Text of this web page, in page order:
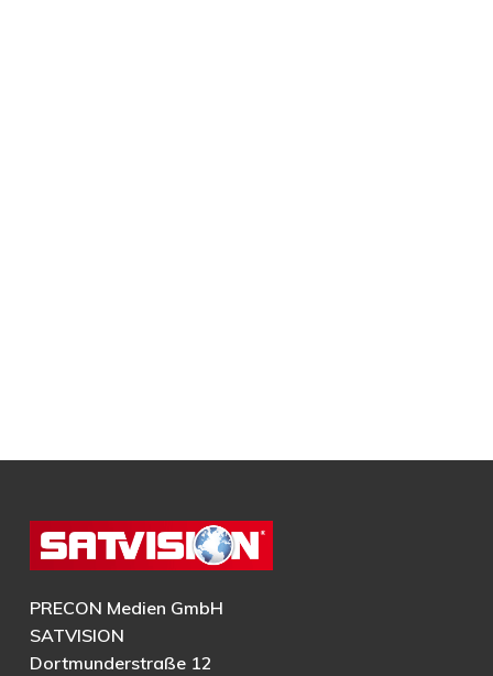
PRECON Medien GmbH
SATVISION
Dortmunderstraße 12